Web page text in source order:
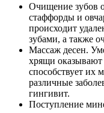
Очищение зубов
стаффорды и
происходит
зубами, а также
Массаж десен.
хрящи оказывают
способствует их
различные
гингивит.
Поступление